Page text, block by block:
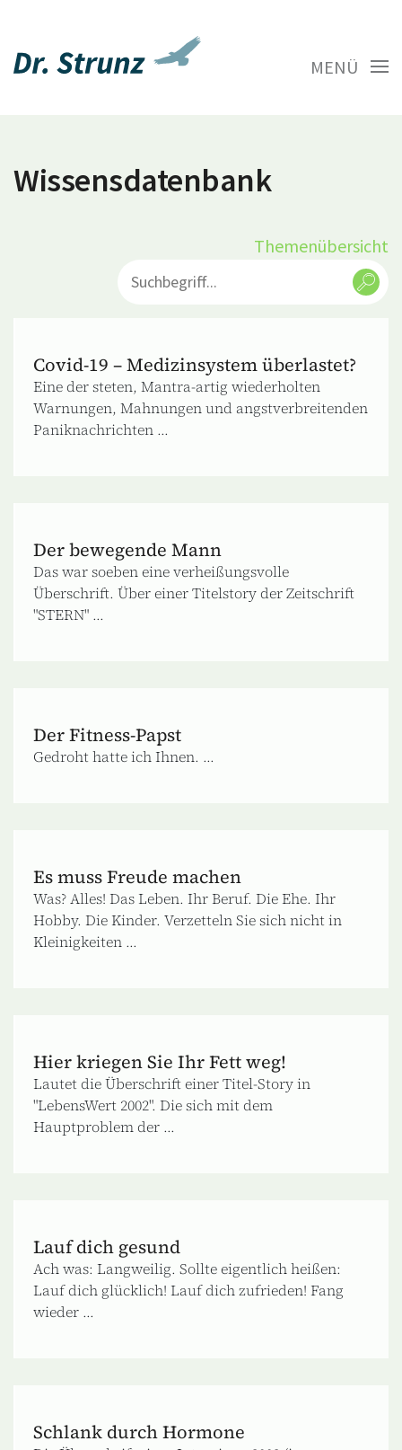
MENÜ
Wissensdatenbank
Themenübersicht
Covid-19 – Medizinsystem überlastet?
Eine der steten, Mantra-artig wiederholten
Warnungen, Mahnungen und angstverbreitenden
Paniknachrichten ...
Der bewegende Mann
Das war soeben eine verheißungsvolle
Überschrift. Über einer Titelstory der Zeitschrift
"STERN" ...
Der Fitness-Papst
Gedroht hatte ich Ihnen. ...
Es muss Freude machen
Was? Alles! Das Leben. Ihr Beruf. Die Ehe. Ihr
Hobby. Die Kinder. Verzetteln Sie sich nicht in
Kleinigkeiten ...
Hier kriegen Sie Ihr Fett weg!
Lautet die Überschrift einer Titel-Story in
"LebensWert 2002". Die sich mit dem
Hauptproblem der ...
Lauf dich gesund
Ach was: Langweilig. Sollte eigentlich heißen:
Lauf dich glücklich! Lauf dich zufrieden! Fang
wieder ...
Schlank durch Hormone